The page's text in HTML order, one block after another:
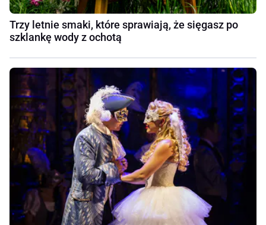
Trzy letnie smaki, które sprawiają, że sięgasz po
szklankę wody z ochotą